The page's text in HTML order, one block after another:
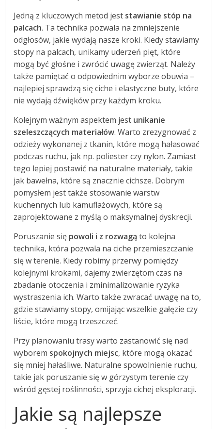
Jedną z kluczowych metod jest stawianie stóp na
palcach. Ta technika pozwala na zmniejszenie
odgłosów, jakie wydają nasze kroki. Kiedy stawiamy
stopy na palcach, unikamy uderzeń pięt, które
mogą być głośne i zwrócić uwagę zwierząt. Należy
także pamiętać o odpowiednim wyborze obuwia –
najlepiej sprawdzą się ciche i elastyczne buty, które
nie wydają dźwięków przy każdym kroku.
Kolejnym ważnym aspektem jest unikanie
szeleszczących materiałów. Warto zrezygnować z
odzieży wykonanej z tkanin, które mogą hałasować
podczas ruchu, jak np. poliester czy nylon. Zamiast
tego lepiej postawić na naturalne materiały, takie
jak bawełna, które są znacznie cichsze. Dobrym
pomysłem jest także stosowanie warstw
kuchennych lub kamuflażowych, które są
zaprojektowane z myślą o maksymalnej dyskrecji.
Poruszanie się powoli i z rozwagą to kolejna
technika, która pozwala na ciche przemieszczanie
się w terenie. Kiedy robimy przerwy pomiędzy
kolejnymi krokami, dajemy zwierzętom czas na
zbadanie otoczenia i zminimalizowanie ryzyka
wystraszenia ich. Warto także zwracać uwagę na to,
gdzie stawiamy stopy, omijając wszelkie gałęzie czy
liście, które mogą trzeszczeć.
Przy planowaniu trasy warto zastanowić się nad
wyborem spokojnych miejsc, które mogą okazać
się mniej hałaśliwe. Naturalne spowolnienie ruchu,
takie jak poruszanie się w górzystym terenie czy
wśród gęstej roślinności, sprzyja cichej eksploracji.
Jakie są najlepsze